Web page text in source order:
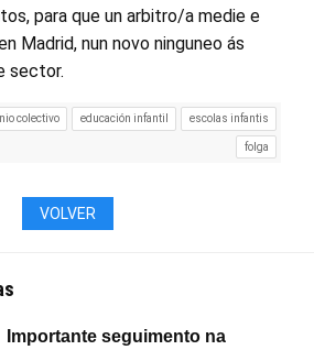
para que un arbitro/a medie e
Madrid, nun novo ninguneo ás
sector.
colectivo educación infantil escolas infantis
folga
VOLVER
Importante seguimento na